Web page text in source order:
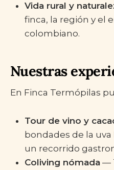
Vida rural y
finca, la región y el
colombiano.
Nuestras
En Finca Termópilas
Tour de vino y
bondades de la uva
un recorrido
Coliving nómada —